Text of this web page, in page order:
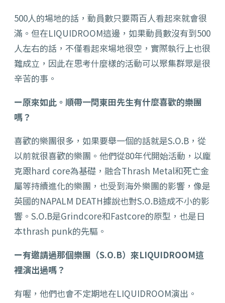
500人的場地的話，動員數只要兩百人看起來就會很
滿。但在LIQUIDROOM這邊，如果動員數沒有到500
人左右的話，不僅看起來場地很空，實際執行上也很
難成立，因此在思考什麼樣的活動可以聚集群眾是很
辛苦的事。
ー原來如此。順帶一問東田先生有什麼喜歡的樂團
嗎？
喜歡的樂團很多，如果要舉一個的話就是S.O.B，從
以前就很喜歡的樂團。他們從80年代開始活動，以龐
克跟hard core為基礎，融合Thrash Metal和死亡金
屬等持續進化的樂團，也受到海外樂團的影響，像是
英國的NAPALM DEATH據說也對S.O.B造成不小的影
響。S.O.B是Grindcore和Fastcore的原型，也是日
本thrash punk的先驅。
ー有邀請過那個樂團（S.O.B）來LIQUIDROOM這
裡演出過嗎？
有喔，他們也會不定期地在LIQUIDROOM演出。